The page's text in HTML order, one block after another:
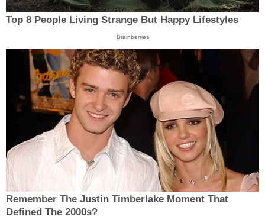
Top 8 People Living Strange But Happy Lifestyles
Brainberries
Remember The Justin Timberlake Moment That
Defined The 2000s?